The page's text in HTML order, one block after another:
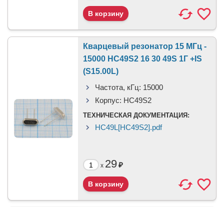
Кварцевый резонатор 15 МГц -
15000 HC49S2 16 30 49S 1Г +IS
(S15.00L)
Частота, кГц: 15000
Корпус: HC49S2
ТЕХНИЧЕСКАЯ ДОКУМЕНТАЦИЯ:
HC49L[HC49S2].pdf
x 29₽